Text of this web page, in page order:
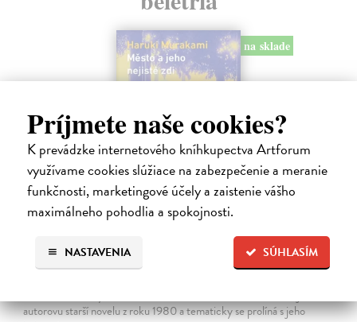
Príjmete naše cookies?
K prevádzke internetového kníhkupectva Artforum
využívame cookies slúžiace na zabezpečenie a meranie
funkčnosti, marketingové účely a zaistenie vášho
maximálneho pohodlia a spokojnosti.
SÚHLASÍM
NASTAVENIA
na sklade
Město a jeho nejisté zdi
autorovu starší novelu z roku 1980 a tematicky se prolíná s jeho